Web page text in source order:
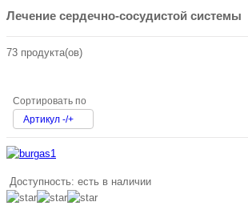
Лечение сердечно-сосудистой системы
73 продукта(ов)
Сортировать по
Артикул -/+
Доступность: есть в наличии